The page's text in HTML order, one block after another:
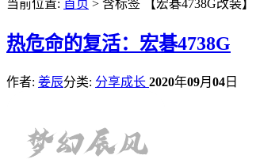
当前位置: 首页 > 含标签 【宏碁4738G改装
热危命的复活：宏碁4738G
作者: 姜辰分类: 分享成长 2020年09月 04 日